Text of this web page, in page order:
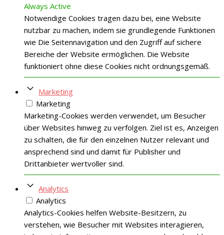
Always Active
Notwendige Cookies tragen dazu bei, eine Website
nutzbar zu machen, indem sie grundlegende Funktionen
wie Die Seitennavigation und den Zugriff auf sichere
Bereiche der Website ermöglichen. Die Website
funktioniert ohne diese Cookies nicht ordnungsgemäß.
Marketing
Marketing
Marketing-Cookies werden verwendet, um Besucher
über Websites hinweg zu verfolgen. Ziel ist es, Anzeigen
zu schalten, die für den einzelnen Nutzer relevant und
ansprechend sind und damit für Publisher und
Drittanbieter wertvoller sind.
Analytics
Analytics
Analytics-Cookies helfen Website-Besitzern, zu
verstehen, wie Besucher mit Websites interagieren,